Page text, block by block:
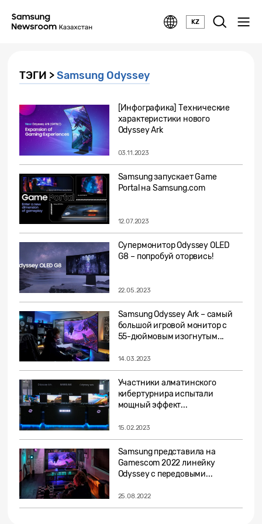
KZ
ТЭГИ >Samsung Odyssey
[Инфографика] Технические
характеристики нового
Odyssey Ark
03.11.2023
Samsung запускает Game
Portal на Samsung.com
12.07.2023
Супермонитор Odyssey OLED
G8 – попробуй оторвись!
22.05.2023
Samsung Odyssey Ark – самый
большой игровой монитор с
55-дюймовым изогнутым...
14.03.2023
Участники алматинского
кибертурнира испытали
мощный эффект...
15.02.2023
Samsung представила на
Gamescom 2022 линейку
Odyssey с передовыми...
25.08.2022